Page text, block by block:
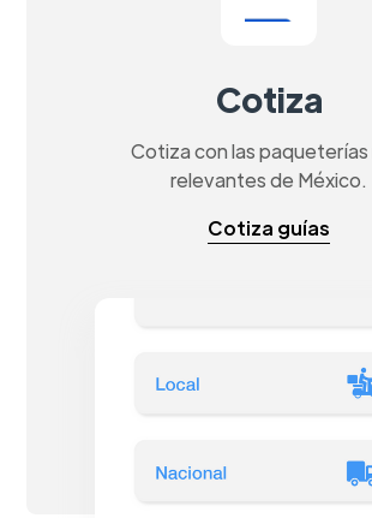
Cotiza
Cotiza con las paqueterías
relevantes de México.
Cotiza guías